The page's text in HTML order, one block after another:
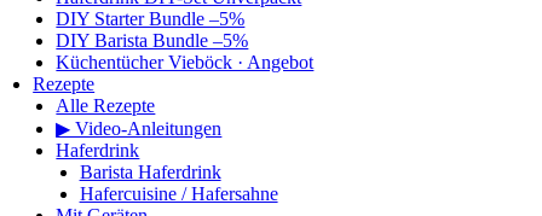
DIY Starter Bundle –5%
DIY Barista Bundle –5%
Küchentücher Vieböck · Angebot
Rezepte
Alle Rezepte
▶ Video-Anleitungen
Haferdrink
Barista Haferdrink
Hafercuisine / Hafersahne